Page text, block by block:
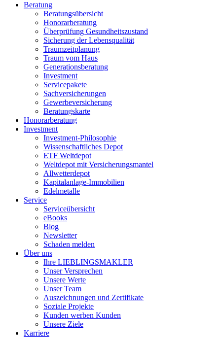
Beratung
Beratungsübersicht
Honorarberatung
Überprüfung Gesundheitszustand
Sicherung der Lebensqualität
Traumzeitplanung
Traum vom Haus
Generationsberatung
Investment
Servicepakete
Sachversicherungen
Gewerbeversicherung
Beratungskarte
Honorarberatung
Investment
Investment-Philosophie
Wissenschaftliches Depot
ETF Weltdepot
Weltdepot mit Versicherungsmantel
Allwetterdepot
Kapitalanlage-Immobilien
Edelmetalle
Service
Serviceübersicht
eBooks
Blog
Newsletter
Schaden melden
Über uns
Ihre LIEBLINGSMAKLER
Unser Versprechen
Unsere Werte
Unser Team
Auszeichnungen und Zertifikate
Soziale Projekte
Kunden werben Kunden
Unsere Ziele
Karriere